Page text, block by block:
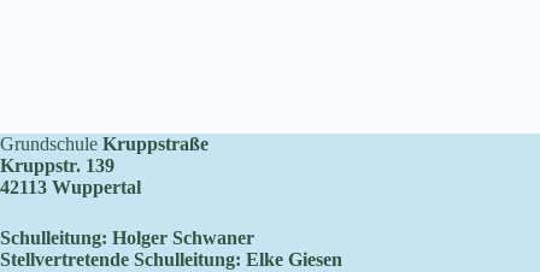
Grundschule Kruppstraße
Kruppstr. 139
42113 Wuppertal
Schulleitung: Holger Schwaner
Stellvertretende Schulleitung: Elke Giesen